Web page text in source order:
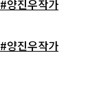
#양진우작가
#양진우작가